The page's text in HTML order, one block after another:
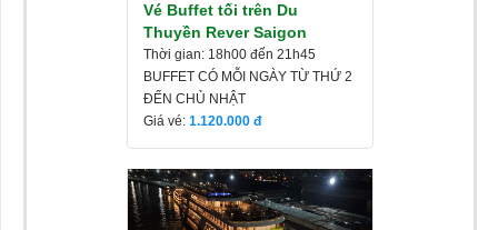
Vé Buffet tối trên Du
Thuyền Rever Saigon
Thời gian: 18h00 đến 21h45
BUFFET CÓ MỖI NGÀY TỪ THỨ 2
ĐẾN CHỦ NHẬT
Giá vé: 1.120.000